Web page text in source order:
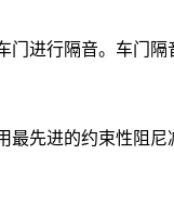
进行隔音。车门隔
先进的约束性阻